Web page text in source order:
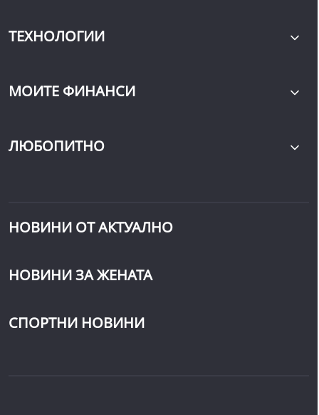
ТЕХНОЛОГИИ
МОИТЕ ФИНАНСИ
ЛЮБОПИТНО
НОВИНИ ОТ АКТУАЛНО
НОВИНИ ЗА ЖЕНАТА
СПОРТНИ НОВИНИ